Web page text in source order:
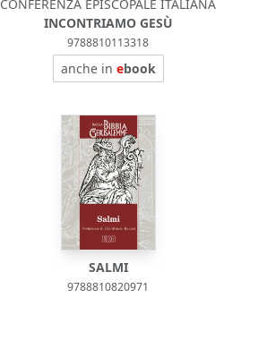
CONFERENZA EPISCOPALE ITALIANA
INCONTRIAMO GESÙ
9788810113318
anche in ebook
SALMI
9788810820971